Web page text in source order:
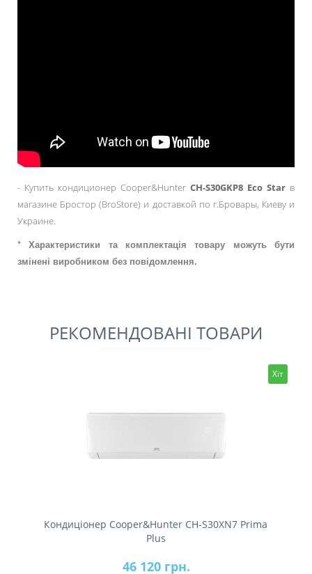
- Купить кондиционер Cooper&Hunter CH-S30GKP8 Eco Star в
магазине Бростор (BroStore) и доставкой по г.Бровары, Киеву и
Украине.
* Характеристики та комплектація товару можуть бути
змінені виробником без повідомлення.
РЕКОМЕНДОВАНІ ТОВАРИ
Хіт
Кондиціонер Cooper&Hunter CH-S30XN7 Prima
Plus
46 120 грн.